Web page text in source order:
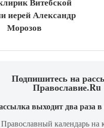
иерей Александр
Морозов
Подпишитесь на
Православие.Ru
выходит два раза
Православный календарь на